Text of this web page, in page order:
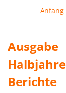
Anfang
Ausgabe
Berichte